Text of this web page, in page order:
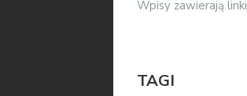
Wpisy zawierają
TAGI